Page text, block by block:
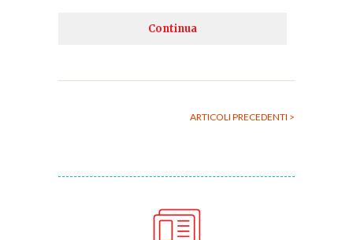
Continua
ARTICOLI PRECEDENTI >